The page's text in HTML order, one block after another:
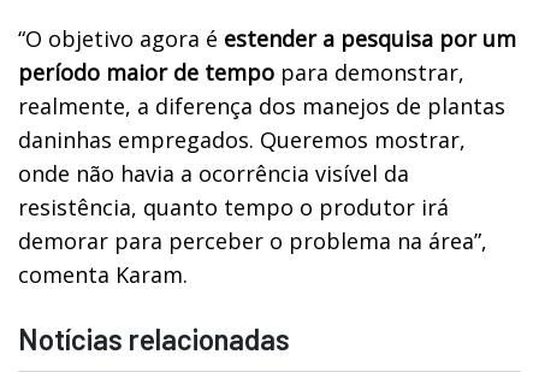
“O objetivo agora é estender a pesquisa por um
período maior de tempo para demonstrar,
realmente, a diferença dos manejos de plantas
daninhas empregados. Queremos mostrar,
onde não havia a ocorrência visível da
resistência, quanto tempo o produtor irá
demorar para perceber o problema na área”,
comenta Karam.
Notícias relacionadas